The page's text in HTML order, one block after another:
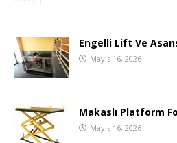
Engelli Lift Ve
Mayıs 16, 2026
Makaslı Platform
Mayıs 16, 2026